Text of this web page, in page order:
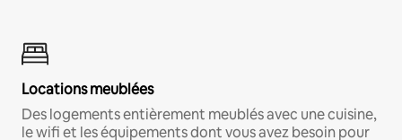
Locations meublées
Des logements entièrement meublés avec une cuisine,
le wifi et les équipements dont vous avez besoin pour